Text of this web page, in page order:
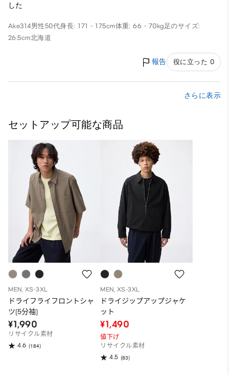
した
Ake314男性50代身長: 171 - 175cm体重: 66 - 70kg 足のサイズ:
26.5cm北海道
報告 役に立った 0
さらに表示
セットアップ可能な商品
MEN, XS-3XL
ドライフライフロントシャ
ツ(5分袖)
¥1,990
リサイクル素材
4.6 (184)
MEN, XS-3XL
ドライジップアップジャケ
ット
¥1,490
値下げ
リサイクル素材
4.5 (83)